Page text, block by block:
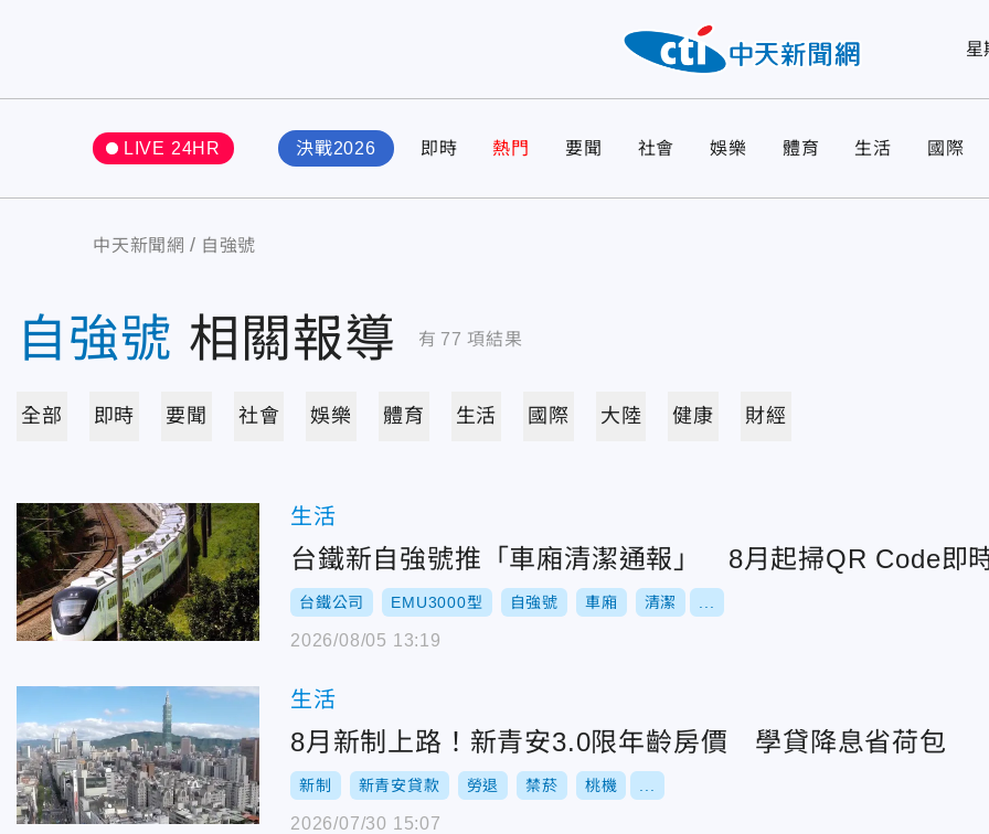
星
LIVE 24HR 決戰2026 即時 熱門 要聞 社會 娛樂 體育 生活 國際
中天新聞網 自強號
自強號 相關報導 有 77 項結果
全部 即時 要聞 社會 娛樂 體育 生活 國際 大陸 健康 財經
生活
台鐵新自強號推「車廂清潔通報」 8月起掃QR Code即
台鐵公司 EMU3000型 自強號 車廂 清潔
2026/08/05 13:19
生活
8月新制上路！新青安3.0限年齡房價 學貸降息省荷包
新制 新青安貸款 勞退 禁菸 桃機
2026/07/30 15:07